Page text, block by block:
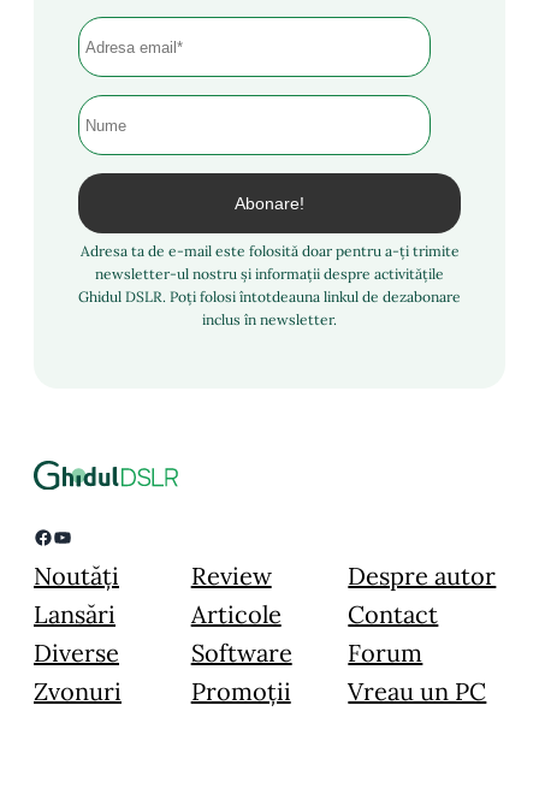
Adresa ta de e-mail este folosită doar pentru a-ți trimite
newsletter-ul nostru și informații despre activitățile
Ghidul DSLR. Poți folosi întotdeauna linkul de dezabonare
inclus în newsletter.
Facebook YouTube
Noutăți
Lansări
Diverse
Zvonuri
Review
Articole
Software
Promoții
Despre autor
Contact
Forum
Vreau un PC